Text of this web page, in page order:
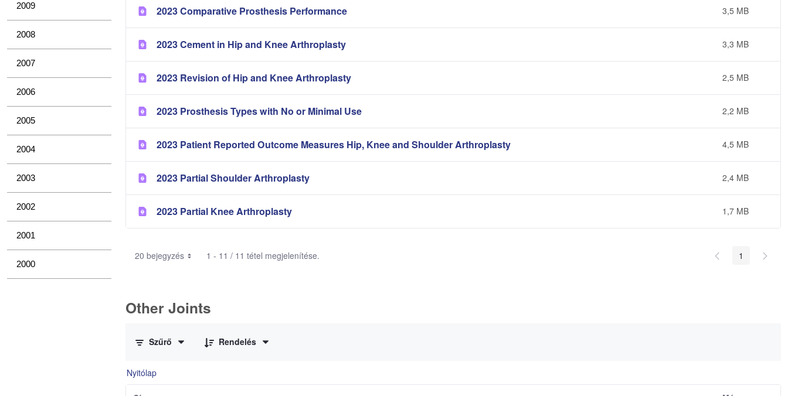
2009
2008
2007
2006
2005
2004
2003
2002
2001
2000
2023 Comparative Prosthesis Performance 3,5 MB
2023 Cement in Hip and Knee Arthroplasty 3,3 MB
2023 Revision of Hip and Knee Arthroplasty 2,5 MB
2023 Prosthesis Types with No or Minimal Use 2,2 MB
2023 Patient Reported Outcome Measures Hip, Knee and Shoulder Arthroplasty 4,5 MB
2023 Partial Shoulder Arthroplasty 2,4 MB
2023 Partial Knee Arthroplasty 1,7 MB
20 bejegyzés 1 - 11 / 11 tétel megjelenítése. 1
Other Joints
Szűrő
Rendelés
Nyitólap